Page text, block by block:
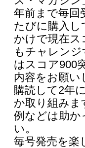
年前まで毎回
たびに購入し
かけで現在
もチャレン
はスコア900
内容をお願い
購読して2年
か取り組みま
例などは助か
い。
毎号発売を楽